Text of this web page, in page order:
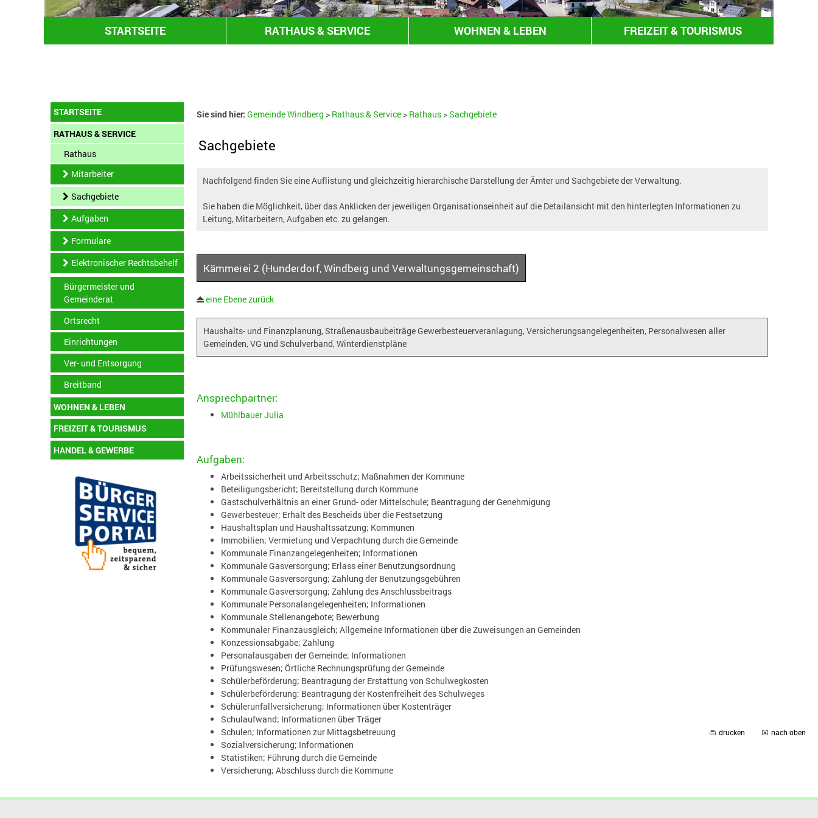
STARTSEITE RATHAUS & SERVICE WOHNEN & LEBEN
FREIZEIT & TOURISMUS
STARTSEITE
RATHAUS & SERVICE
Rathaus
Mitarbeiter
Sachgebiete
Aufgaben
Formulare
Elektronischer Rechtsbehelf
Bürgermeister und
Gemeinderat
Ortsrecht
Einrichtungen
Ver- und Entsorgung
Breitband
WOHNEN & LEBEN
FREIZEIT & TOURISMUS
HANDEL & GEWERBE
Sie sind hier: Gemeinde Windberg > Rathaus & Service> Rathaus>Sachgebiete
Sachgebiete
Nachfolgend finden Sie eine Auflistung und gleichzeitig hierarchische Darstellung der Ämter und Sachgebiete der Verwaltung.
Sie haben die Möglichkeit, über das Anklicken der jeweiligen Organisationseinheit auf die Detailansicht mit den hinterlegten Informationen zu
Leitung, Mitarbeitern, Aufgaben etc. zu gelangen.
Kämmerei 2 (Hunderdorf, Windberg und Verwaltungsgemeinschaft)
eine Ebene zurück
Haushalts- und Finanzplanung, Straßenausbaubeiträge Gewerbesteuerveranlagung, Versicherungsangelegenheiten, Personalwesen aller
Gemeinden, VG und Schulverband, Winterdienstpläne
Ansprechpartner:
Mühlbauer Julia
Aufgaben:
Arbeitssicherheit und Arbeitsschutz; Maßnahmen der Kommune
Beteiligungsbericht; Bereitstellung durch Kommune
Gastschulverhältnis an einer Grund- oder Mittelschule; Beantragung der Genehmigung
Gewerbesteuer; Erhalt des Bescheids über die Festsetzung
Haushaltsplan und Haushaltssatzung; Kommunen
Immobilien; Vermietung und Verpachtung durch die Gemeinde
Kommunale Finanzangelegenheiten; Informationen
Kommunale Gasversorgung; Erlass einer Benutzungsordnung
Kommunale Gasversorgung; Zahlung der Benutzungsgebühren
Kommunale Gasversorgung; Zahlung des Anschlussbeitrags
Kommunale Personalangelegenheiten; Informationen
Kommunale Stellenangebote; Bewerbung
Kommunaler Finanzausgleich; Allgemeine Informationen über die Zuweisungen an Gemeinden
Konzessionsabgabe; Zahlung
Personalausgaben der Gemeinde; Informationen
Prüfungswesen; Örtliche Rechnungsprüfung der Gemeinde
Schülerbeförderung; Beantragung der Erstattung von Schulwegkosten
Schülerbeförderung; Beantragung der Kostenfreiheit des Schulweges
Schülerunfallversicherung; Informationen über Kostenträger
Schulaufwand; Informationen über Träger
Schulen; Informationen zur Mittagsbetreuung
Sozialversicherung; Informationen
Statistiken; Führung durch die Gemeinde
Versicherung; Abschluss durch die Kommune
drucken nach oben